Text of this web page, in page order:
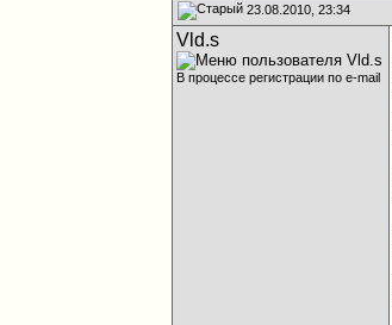
23.08.2010, 23:34
Vld.s
В процессе регистрации по e-mail